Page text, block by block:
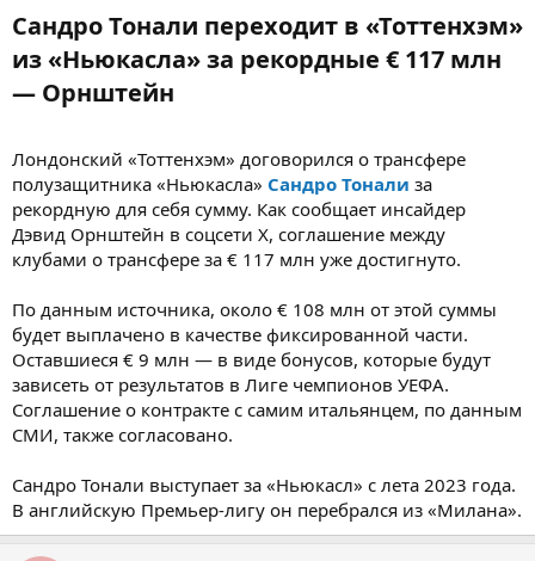
Сандро Тонали переходит в «Тоттенхэм»
из «Ньюкасла» за рекордные € 117 млн
— Орнштейн​
Лондонский «Тоттенхэм» договорился о трансфере
полузащитника «Ньюкасла» Сандро Тонали за
рекордную для себя сумму. Как сообщает инсайдер
Дэвид Орнштейн в соцсети X, соглашение между
клубами о трансфере за € 117 млн уже достигнуто.
По данным источника, около € 108 млн от этой суммы
будет выплачено в качестве фиксированной части.
Оставшиеся € 9 млн — в виде бонусов, которые будут
зависеть от результатов в Лиге чемпионов УЕФА.
Соглашение о контракте с самим итальянцем, по данным
СМИ, также согласовано.
Сандро Тонали выступает за «Ньюкасл» с лета 2023 года.
В английскую Премьер-лигу он перебрался из «Милана».